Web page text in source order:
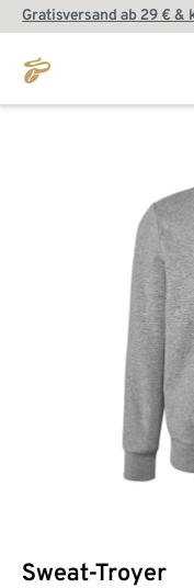
Gratisversand ab 29 € &
Sweat-Troyer